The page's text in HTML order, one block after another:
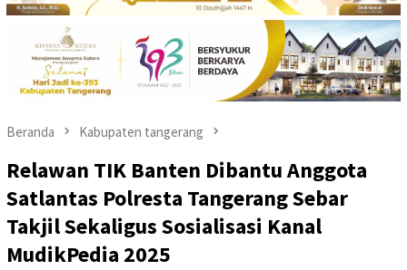
Beranda Kabupaten tangerang
Relawan TIK Banten Dibantu Anggota
Satlantas Polresta Tangerang Sebar
Takjil Sekaligus Sosialisasi Kanal
MudikPedia 2025